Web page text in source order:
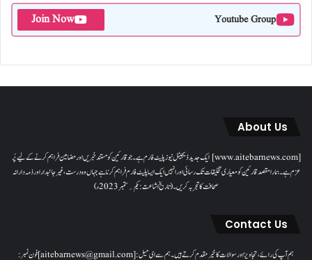
Youtube Group
Join Now
About Us
[www.aitebarnews.com] ایک جدید ڈیجیٹل نیوز پلیٹ فارم ہے۔ جو قارئین کو مستند خبریں اور مضامین فراہم کرنے کے لیے پُر
عزم ہے۔ ہمارا مقصدقارئین کو معیاری تخلیقات تک رسائی اور انہیں ایک ایسا پلیٹ فارم فراہم کرنا ہے جہاں وہ درست، غیر جانبدار اور ذمہ دارانہ
صحافت کا تجربہ کریں۔( تاریخ اشاعت : یکم؍ ستمبر 2023ء)
Contact Us
ہم آپ کی رائے، تجاویز اور سوالات کا خیرمقدم کرتے ہیں۔ ہم سےای میل: [aitebarnews@gmail.com]فون نمبر: